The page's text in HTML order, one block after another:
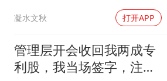
凝水文秋 打开APP
管理层开会收回我两成专
利股，我当场签字，注销